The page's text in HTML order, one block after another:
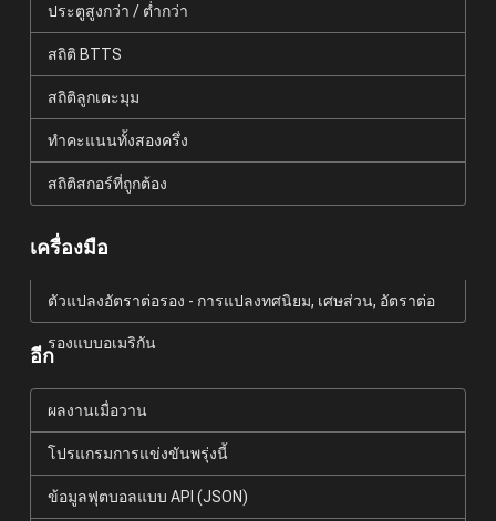
ประตูสูงกว่า / ต่ำกว่า
สถิติ BTTS
สถิติลูกเตะมุม
ทำคะแนนทั้งสองครึ่ง
สถิติสกอร์ที่ถูกต้อง
เครื่องมือ
ตัวแปลงอัตราต่อรอง - การแปลงทศนิยม, เศษส่วน, อัตราต่อ
รองแบบอเมริกัน
อีก
ผลงานเมื่อวาน
โปรแกรมการแข่งขันพรุ่งนี้
ข้อมูลฟุตบอลแบบ API (JSON)